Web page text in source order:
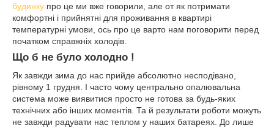
будинку про це ми вже говорили, але от як потримати
комфортні і прийнятні для проживання в квартирі
температурні умови, ось про це варто нам поговорити перед
початком справжніх холодів.
Що б не було холодно !
Як завжди зима до нас прийде абсолютно несподівано,
рівному 1 грудня. І часто чому центрально опалювальна
система може виявитися просто не готова за будь-яких
технічних або інших моментів. Та й результати роботи можуть
не завжди радувати нас теплом у наших батареях. До лише